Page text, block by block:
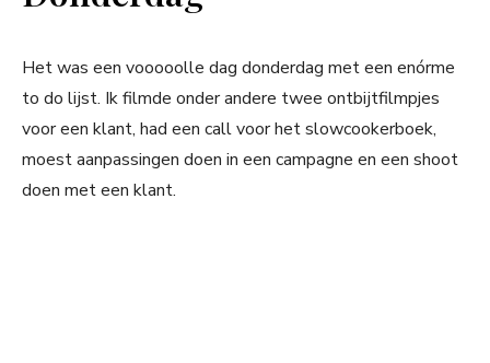
Het was een vooooolle dag donderdag met een enórme
to do lijst. Ik filmde onder andere twee ontbijtfilmpjes
voor een klant, had een call voor het slowcookerboek,
moest aanpassingen doen in een campagne en een shoot
doen met een klant.